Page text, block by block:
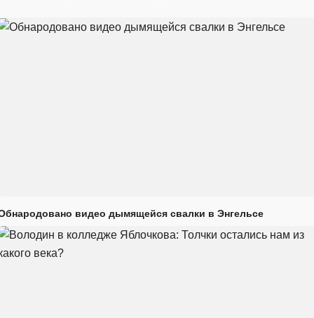
видео дымящейся свалки в Энгельсе